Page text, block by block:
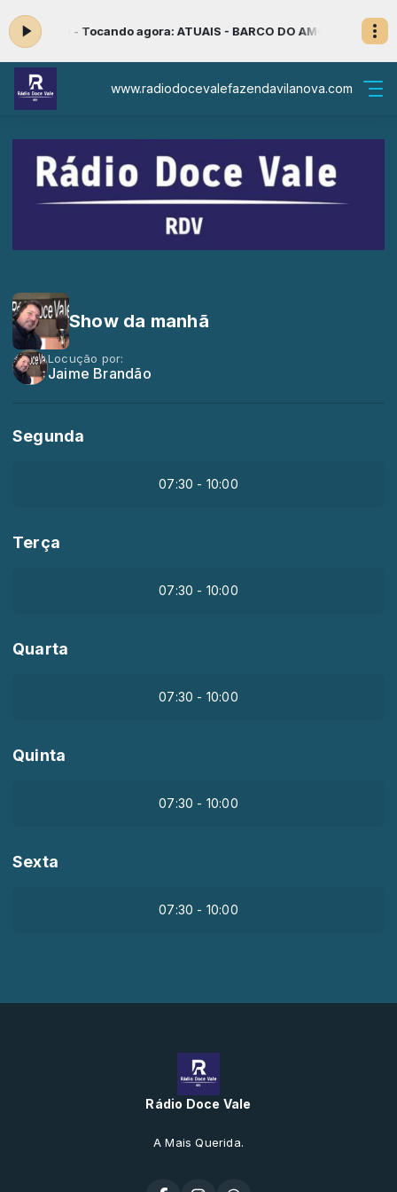
às 12:00 - Tocando agora: ATUAIS - BARCO DO AMOR
www.radiodocevalefazendavilanova.com
Show da manhã
Locução por:
Jaime Brandão
Segunda
07:30 - 10:00
Terça
07:30 - 10:00
Quarta
07:30 - 10:00
Quinta
07:30 - 10:00
Sexta
07:30 - 10:00
Rádio Doce Vale
A Mais Querida.